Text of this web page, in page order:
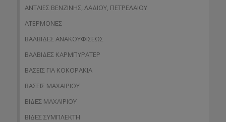
ΑΝΤΛΙΕΣ ΒΕΝΖΙΝΗΣ, ΛΑΔΙΟΥ, ΠΕΤΡΕΛΑΙΟΥ
ΑΤΕΡΜΟΝΕΣ
ΒΑΛΒΙΔΕΣ ΑΝΑΚΟΥΦΙΣΕΩΣ
ΒΑΛΒΙΔΕΣ ΚΑΡΜΠΥΡΑΤΕΡ
ΒΑΣΕΙΣ ΓΙΑ ΚΟΚΟΡΑΚΙΑ
ΒΑΣΕΙΣ ΜΑΧΑΙΡΙΟΥ
ΒΙΔΕΣ ΜΑΧΑΙΡΙΟΥ
ΒΙΔΕΣ ΣΥΜΠΛΕΚΤΗ